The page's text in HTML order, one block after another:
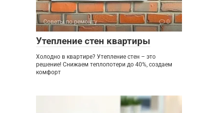
Советы по ремонту 0
Утепление стен квартиры
Холодно в квартире? Утепление стен – это
решение! Снижаем теплопотери до 40%, создаем
комфорт